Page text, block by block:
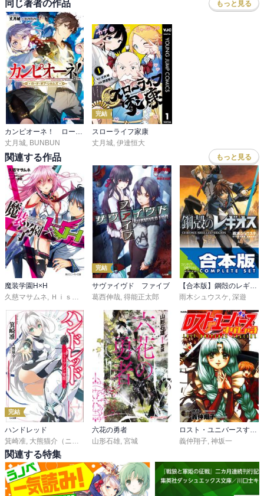
ずっと引っ張ってる最強の《鋼》の話もでてきます。どうやら、劔
の神が倒れた後に現れる、「最後の王」のようです。そして、「最
後の王」はカンピオーネを皆殺しにするんだそうです
それにしても、著者は乗りに乗ってますね！とても面白いです
同じ著者の作品 もっと見る
カンピオーネ！ ロード・オブ・レルムズ
丈月城, BUNBUN
完結
スローライフ家康
丈月城, 伊達恒大
関連する作品 もっと見る
魔装学園H×H
久慈マサムネ
Ｈｉｓａｓｉ ,黒銀
完結
サヴァイヴド ファイブ
葛西伸哉 得能正太郎
雨木シュウスケ 深遊
完結
ハンドレッド
箕崎准, 大熊猫介（ニトロプラス）
六花の勇者
山形石雄, 宮城
ロスト・ユニバースすぺしゃる
義仲翔子, 神坂一
関連する特集